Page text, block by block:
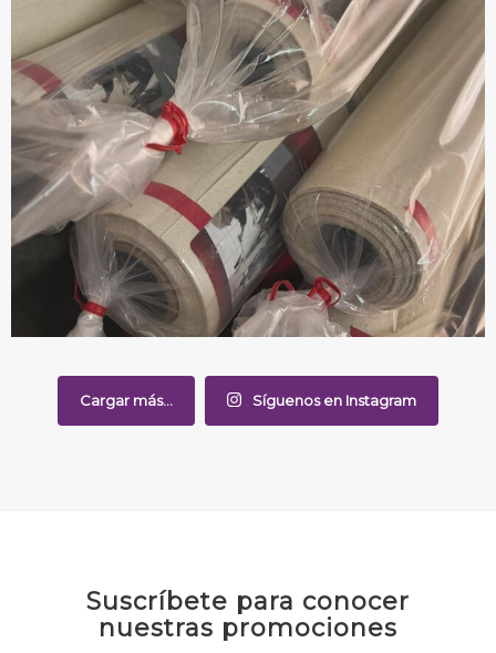
Cargar más... Síguenos en Instagram
Suscríbete para conocer
nuestras promociones